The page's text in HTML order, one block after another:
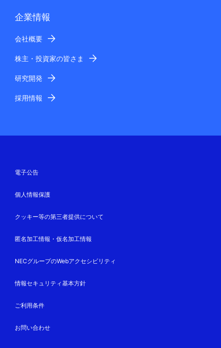
企業情報
会社概要
株主・投資家の皆さま
研究開発
採用情報
電子公告
個人情報保護
クッキー等の第三者提供について
匿名加工情報・仮名加工情報
NECグループのWebアクセシビリティ
情報セキュリティ基本方針
ご利用条件
お問い合わせ